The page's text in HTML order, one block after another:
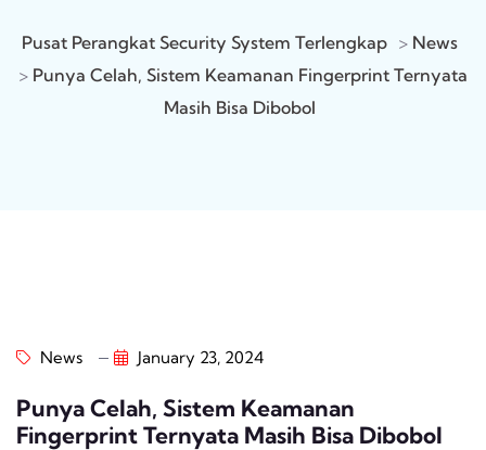
Pusat Perangkat Security System Terlengkap > News
> Punya Celah, Sistem Keamanan Fingerprint Ternyata
Masih Bisa Dibobol
News January 23, 2024
Punya Celah, Sistem Keamanan
Fingerprint Ternyata Masih Bisa Dibobol